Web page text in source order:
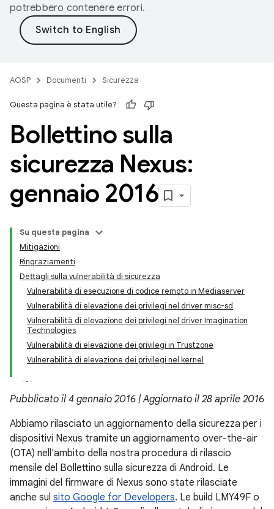
potrebbero contenere errori.
AOSP Documenti Sicurezza
Questa pagina è stata utile?
Bollettino sulla
sicurezza Nexus:
gennaio 2016
Su questa pagina
Mitigazioni
Ringraziamenti
Dettagli sulla vulnerabilità di sicurezza
Vulnerabilità di esecuzione di codice remoto in Mediaserver
Vulnerabilità di elevazione dei privilegi nel driver misc-sd
Vulnerabilità di elevazione dei privilegi nel driver Imagination
Technologies
Vulnerabilità di elevazione dei privilegi in Trustzone
Vulnerabilità di elevazione dei privilegi nel kernel
Pubblicato il 4 gennaio 2016 | Aggiornato il 28 aprile 2016
Abbiamo rilasciato un aggiornamento della sicurezza per i
dispositivi Nexus tramite un aggiornamento over-the-air
(OTA) nell'ambito della nostra procedura di rilascio
mensile del Bollettino sulla sicurezza di Android. Le
immagini del firmware di Nexus sono state rilasciate
anche sul sito Google for Developers. Le build LMY49F o